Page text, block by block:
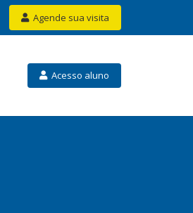
Agende sua visita
Acesso aluno